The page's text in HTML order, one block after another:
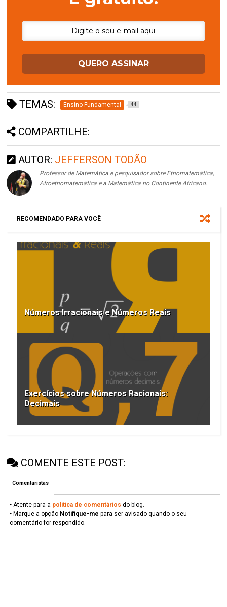
QUERO ASSINAR
TEMAS: Ensino Fundamental 44
COMPARTILHE:
AUTOR: JEFFERSON TODÃO
Professor de Matemática e pesquisador sobre Etnomatemática,
Afroetnomatemática e a Matemática no Continente Africano.
RECOMENDADO PARA VOCÊ
Números Irracionais e Números Reais
Exercícios sobre Números Racionais:
Decimais
COMENTE ESTE POST:
Comentaristas
‣ Atente para a politica de comentários do blog.
‣ Marque a opção Notifique-me para ser avisado quando o seu
comentário for respondido.